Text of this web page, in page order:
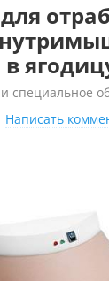
специальное
Написать